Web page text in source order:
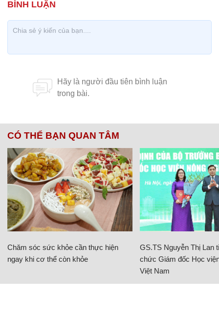
CÓ THỂ BẠN QUAN TÂM
Chăm sóc sức khỏe cần thực hiện
ngay khi cơ thể còn khỏe
GS.TS Nguyễn Thị Lan
chức Giám đốc Học
Việt Nam